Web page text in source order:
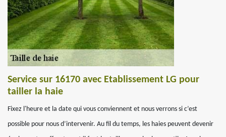
Service sur 16170 avec Etablissement LG pour
tailler la haie
Fixez l'heure et la date qui vous conviennent et nous verrons si c’est
possible pour nous d’intervenir. Au fil du temps, les haies peuvent devenir